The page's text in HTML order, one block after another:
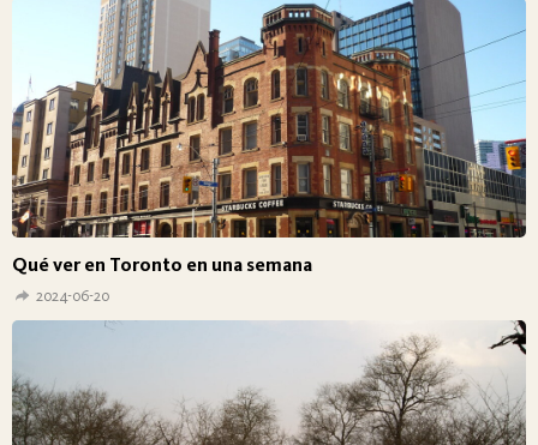
Qué ver en Toronto en una semana
2024-06-20